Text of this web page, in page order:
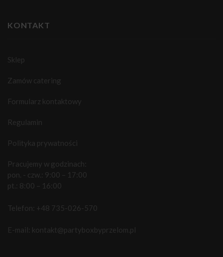
KONTAKT
Sklep
Zamów catering
Formularz kontaktowy
Regulamin
Polityka prywatności
Pracujemy w godzinach:
pon. - czw.: 9:00 – 17:00
pt.: 8:00 – 16:00
Telefon: +48 735-026-570
E-mail: kontakt@partyboxbyprzelom.pl